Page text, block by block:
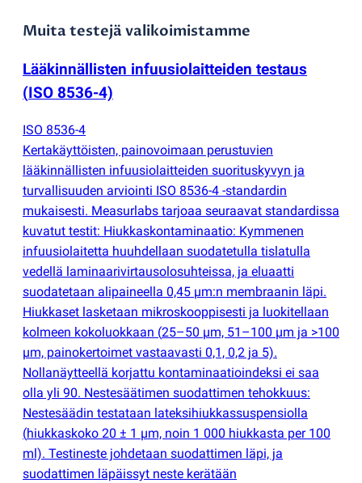
Muita testejä valikoimistamme
Lääkinnällisten infuusiolaitteiden testaus
(ISO 8536-4)
ISO 8536-4
Kertakäyttöisten, painovoimaan perustuvien
lääkinnällisten infuusiolaitteiden suorituskyvyn ja
turvallisuuden arviointi ISO 8536-4 -standardin
mukaisesti. Measurlabs tarjoaa seuraavat standardissa
kuvatut testit: Hiukkaskontaminaatio: Kymmenen
infuusiolaitetta huuhdellaan suodatetulla tislatulla
vedellä laminaarivirtausolosuhteissa, ja eluaatti
suodatetaan alipaineella 0,45 µm:n membraanin läpi.
Hiukkaset lasketaan mikroskooppisesti ja luokitellaan
kolmeen kokoluokkaan (25–50 µm, 51–100 µm ja >100
µm, painokertoimet vastaavasti 0,1, 0,2 ja 5).
Nollanäytteellä korjattu kontaminaatioindeksi ei saa
olla yli 90. Nestesäätimen suodattimen tehokkuus:
Nestesäädin testataan lateksihiukkassuspensiolla
(hiukkaskoko 20 ± 1 µm, noin 1 000 hiukkasta per 100
ml). Testineste johdetaan suodattimen läpi, ja
suodattimen läpäissyt neste kerätään